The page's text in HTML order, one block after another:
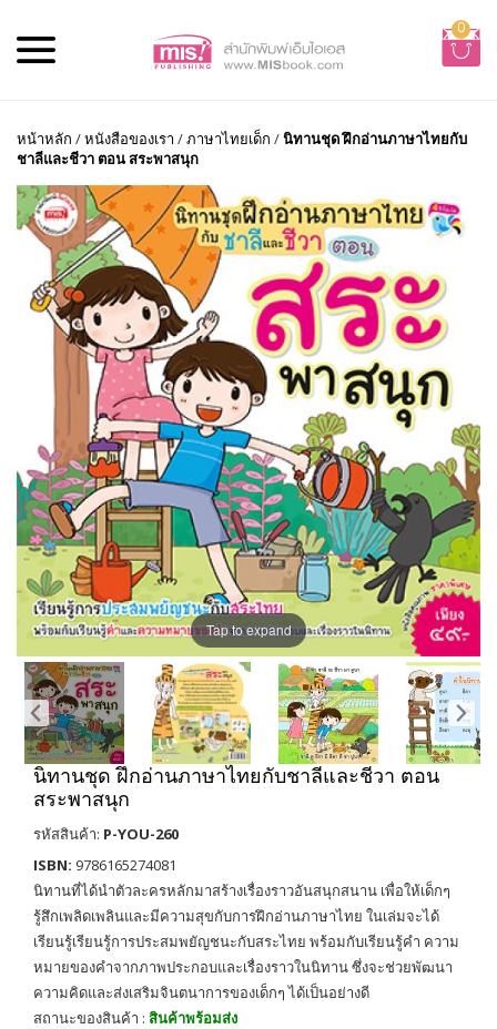
0
หน้าหลัก /หนังสือของเรา /ภาษาไทยเด็ก /นิทานชุด ฝึกอ่านภาษาไทยกับ
ชาลีและชีวา ตอน สระพาสนุก
Tap to expand
นิทานชุด ฝึกอ่านภาษาไทยกับชาลีและชีวา ตอน
สระพาสนุก
รหัสสินค้า: P-YOU-260
ISBN: 9786165274081
นิทานที่ได้นำตัวละครหลักมาสร้างเรื่องราวอันสนุกสนาน เพื่อให้เด็กๆ
รู้สึกเพลิดเพลินและมีความสุขกับการฝึกอ่านภาษาไทย ในเล่มจะได้
เรียนรู้เรียนรู้การประสมพยัญชนะกับสระไทย พร้อมกับเรียนรู้คำ ความ
หมายของคำจากภาพประกอบและเรื่องราวในนิทาน ซึ่งจะช่วยพัฒนา
ความคิดและส่งเสริมจินตนาการของเด็กๆ ได้เป็นอย่างดี
สถานะของสินค้า : สินค้าพร้อมส่ง